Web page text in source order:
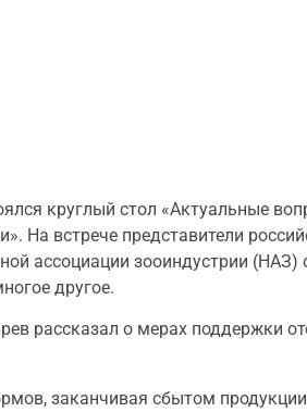
круглый стол «Актуальные
На встрече представители
ассоциации зооиндустрии (НАЗ)
другое.
рассказал о мерах поддержки
заканчивая сбытом